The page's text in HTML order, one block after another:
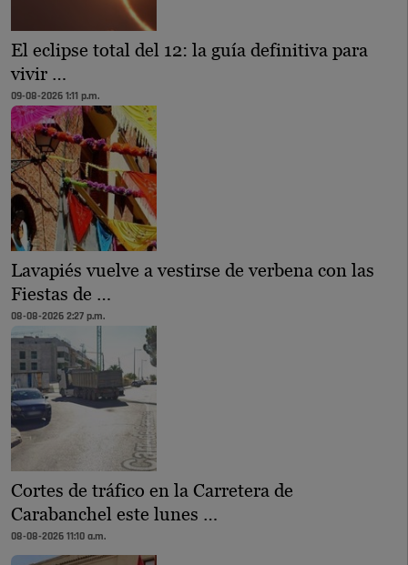
El eclipse total del 12: la guía definitiva para
vivir …
09-08-2026 1:11 p.m.
Lavapiés vuelve a vestirse de verbena con las
Fiestas de …
08-08-2026 2:27 p.m.
Cortes de tráfico en la Carretera de
Carabanchel este lunes …
08-08-2026 11:10 a.m.